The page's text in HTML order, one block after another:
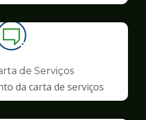
Ouvidoria
Ilustração
da
pagina
de
Ouvidoria
de Serviços
da carta de serviços